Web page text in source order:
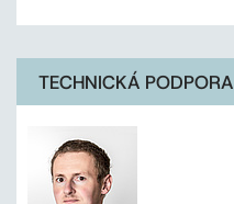
TECHNICKÁ PODPORA